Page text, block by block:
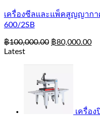
เครื่องซีลและแพ็คสูญญากา
600/2SB
฿100,000.00 ฿80,000.00
Latest
เครื่อง